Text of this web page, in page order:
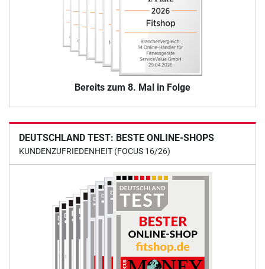
Bereits zum 8. Mal in Folge
DEUTSCHLAND TEST: BESTE ONLINE-SHOPS
KUNDENZUFRIEDENHEIT (FOCUS 16/26)